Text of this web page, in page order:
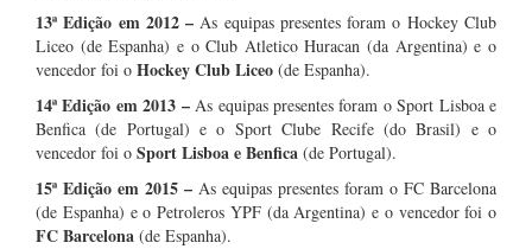
13ª Edição em 2012 –As equipas presentes foram o Hockey Club
Liceo (de Espanha) e o Club Atletico Huracan (da Argentina) e o
vencedor foi o Hockey Club Liceo (de Espanha).
14ª Edição em 2013 –As equipas presentes foram o Sport Lisboa e
Benfica (de Portugal) e o Sport Clube Recife (do Brasil) e o
vencedor foi o Sport Lisboa e Benfica (de Portugal).
15ª Edição em 2015 – As equipas presentes foram o FC Barcelona
(de Espanha) e o Petroleros YPF (da Argentina) e o vencedor foi o
FC Barcelona (de Espanha).